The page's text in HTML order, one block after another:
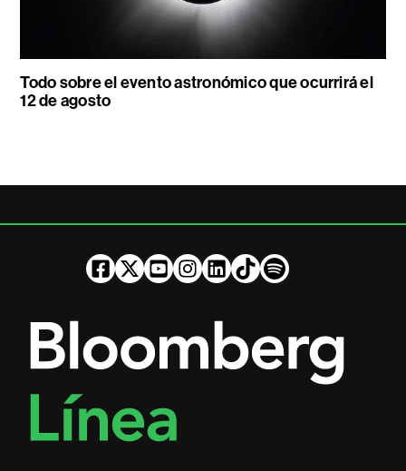
Todo sobre el evento astronómico que ocurrirá el
12 de agosto